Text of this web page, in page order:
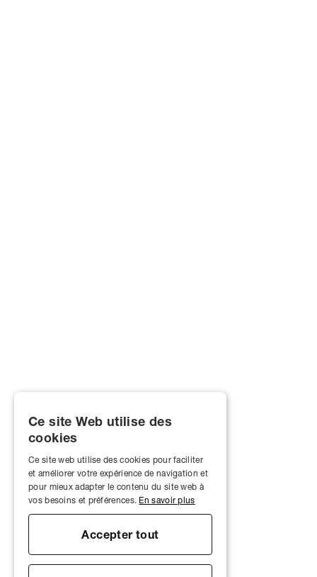
Ce site Web utilise des
cookies
Ce site web utilise des cookies pour faciliter
et améliorer votre expérience de navigation et
pour mieux adapter le contenu du site web à
vos besoins et préférences. En savoir plus
Accepter tout